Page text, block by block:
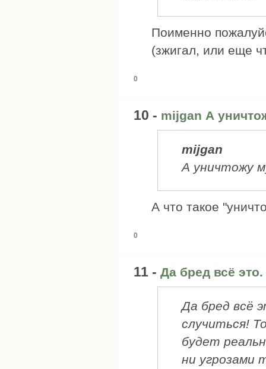
Поименно
(зжигал, или еще
0
10 - mijgan А
mijgan
А уничтожу
А что такое
0
11 - Да бред всё
Да бред всё
случиться!
будет
ни угрозами